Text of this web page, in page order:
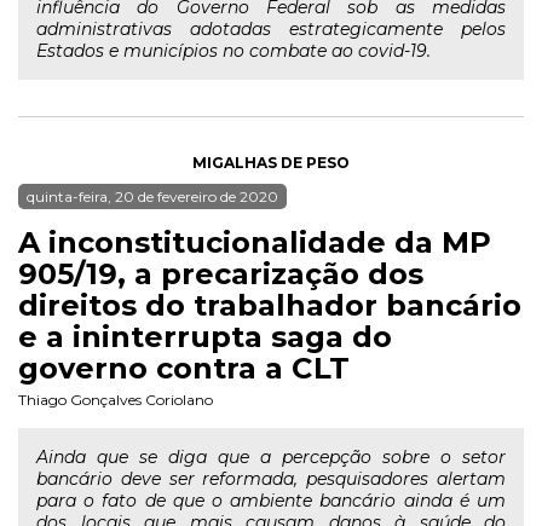
influência do Governo Federal sob as medidas
administrativas adotadas estrategicamente pelos
Estados e municípios no combate ao covid-19.
MIGALHAS DE PESO
quinta-feira, 20 de fevereiro de 2020
A inconstitucionalidade da MP
905/19, a precarização dos
direitos do trabalhador bancário
e a ininterrupta saga do
governo contra a CLT
Thiago Gonçalves Coriolano
Ainda que se diga que a percepção sobre o setor
bancário deve ser reformada, pesquisadores alertam
para o fato de que o ambiente bancário ainda é um